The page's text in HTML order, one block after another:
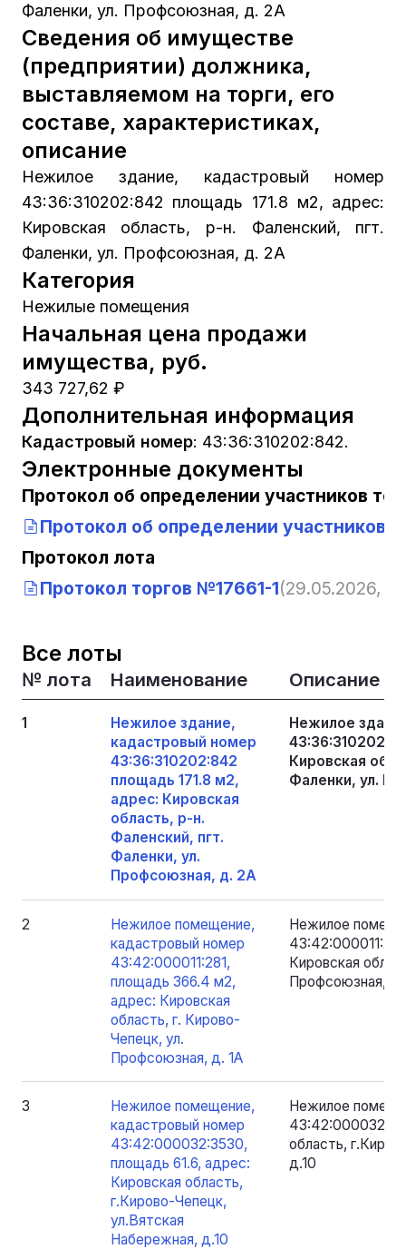
Фаленки, ул. Профсоюзная, д. 2А
Сведения об имуществе
(предприятии) должника,
выставляемом на торги, его
составе, характеристиках,
описание
Нежилое здание, кадастровый номер
43:36:310202:842 площадь 171.8 м2, адрес:
Кировская область, р-н. Фаленский, пгт.
Фаленки, ул. Профсоюзная, д. 2А
Категория
Нежилые помещения
Начальная цена продажи
имущества, руб.
343 727,62 ₽
Дополнительная информация
Кадастровый номер: 43:36:310202:842.
Электронные документы
Протокол об определении участников
Протокол об определении участников
Протокол лота
Протокол торгов №17661-1(29.05.2026,
Все лоты
№ лота Наименование Описание
1
Нежилое здание,
кадастровый номер
43:36:310202:842
площадь 171.8 м2,
адрес: Кировская
область, р-н.
Фаленский, пгт.
Фаленки, ул.
Профсоюзная, д. 2А
Нежилое
Кировская
Фаленки, ул.
2
Нежилое помещение,
кадастровый номер
43:42:000011:281,
площадь 366.4 м2,
адрес: Кировская
область, г. Кирово-
Чепецк, ул.
Профсоюзная, д. 1А
Нежилое
Кировская
Профсоюзная, д.
3
Нежилое помещение,
кадастровый номер
43:42:000032:3530,
площадь 61.6, адрес:
Кировская область,
г.Кирово-Чепецк,
ул.Вятская
Набережная, д.10
Нежилое
область,
д.10